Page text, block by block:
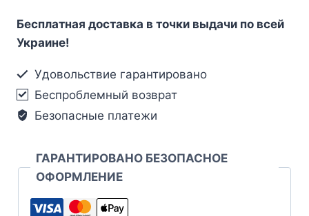
Бесплатная доставка в точки выдачи по всей
Украине!
Удовольствие гарантировано
Беспроблемный возврат
Безопасные платежи
ГАРАНТИРОВАНО БЕЗОПАСНОЕ
ОФОРМЛЕНИЕ